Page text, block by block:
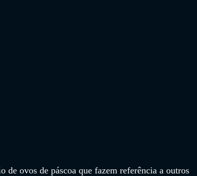
de ovos de páscoa que fazem referência a outros